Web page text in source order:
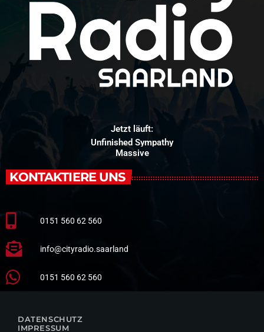
Jetzt läuft:
Unfinished Sympathy
Massive
KONTAKTIERE UNS
0151 560 62 560
info@cityradio.saarland
0151 560 62 560
DATENSCHUTZ
IMPRESSUM